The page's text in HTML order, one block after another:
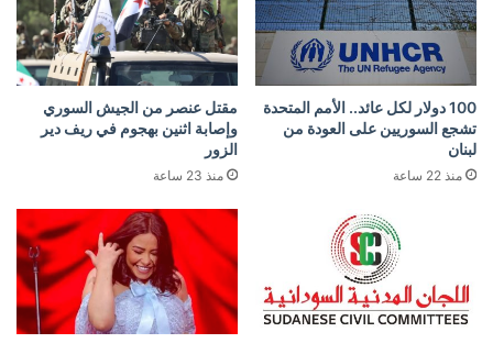
100 دولار لكل عائد.. الأمم المتحدة
تشجع السوريين على العودة من
لبنان
منذ 22 ساعة
مقتل عنصر من الجيش السوري
وإصابة اثنين بهجوم في ريف دير
الزور
منذ 23 ساعة